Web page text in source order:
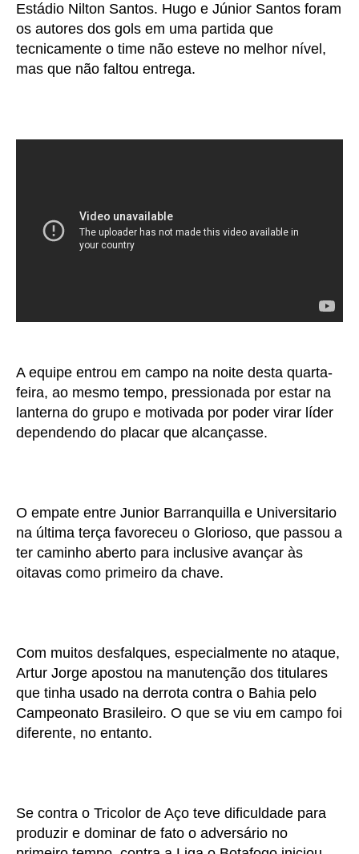
Estádio Nilton Santos. Hugo e Júnior Santos foram
os autores dos gols em uma partida que
tecnicamente o time não esteve no melhor nível,
mas que não faltou entrega.
A equipe entrou em campo na noite desta quarta-
feira, ao mesmo tempo, pressionada por estar na
lanterna do grupo e motivada por poder virar líder
dependendo do placar que alcançasse.
O empate entre Junior Barranquilla e Universitario
na última terça favoreceu o Glorioso, que passou a
ter caminho aberto para inclusive avançar às
oitavas como primeiro da chave.
Com muitos desfalques, especialmente no ataque,
Artur Jorge apostou na manutenção dos titulares
que tinha usado na derrota contra o Bahia pelo
Campeonato Brasileiro. O que se viu em campo foi
diferente, no entanto.
Se contra o Tricolor de Aço teve dificuldade para
produzir e dominar de fato o adversário no